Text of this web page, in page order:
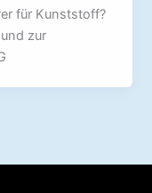
für Kunststoff?
zur